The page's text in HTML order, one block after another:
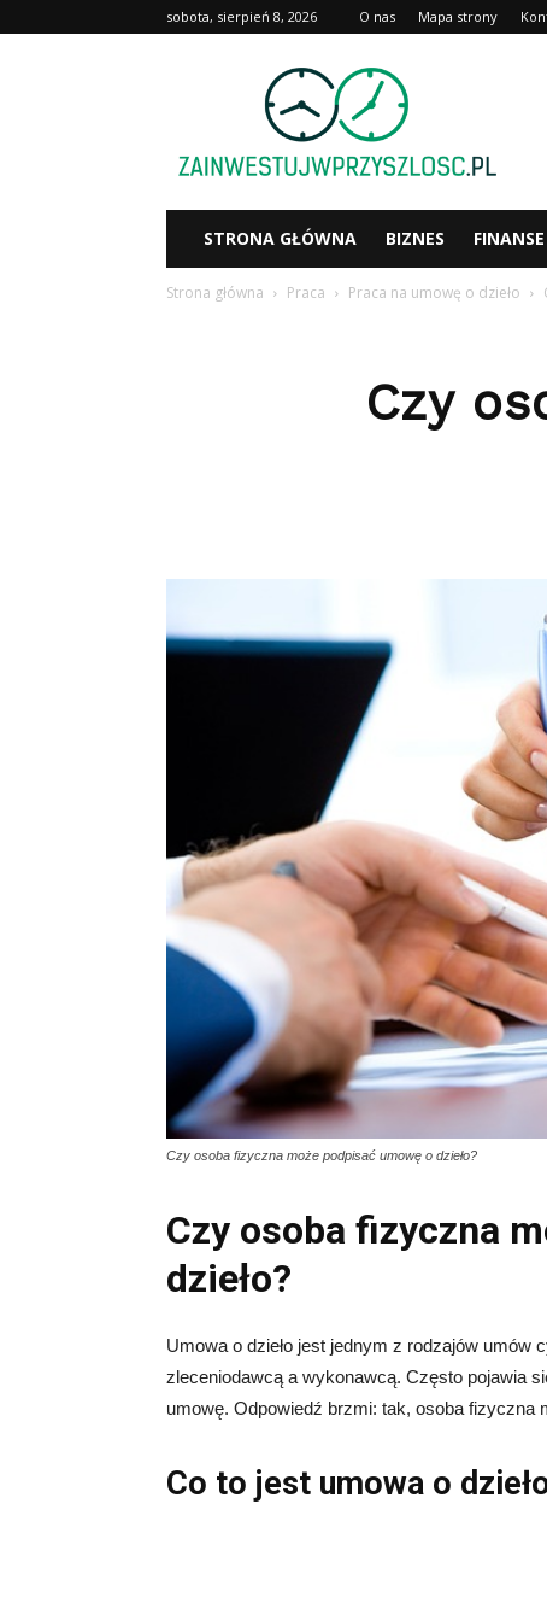
sobota, sierpień 8, 2026 O nas Mapa strony
Zainwestujwprzyszlosc.pl
STRONA GŁÓWNA BIZNES FINANSE
Strona główna Praca Praca na umowę o dzieło
Czy
Czy osoba fizyczna może podpisać umowę o dzieło?
Czy osoba fizyczna
dzieło?
Umowa o dzieło jest jednym z rodzajów umów
zleceniodawcą a wykonawcą. Często pojawia
umowę. Odpowiedź brzmi: tak, osoba fizyczna
Co to jest umowa o